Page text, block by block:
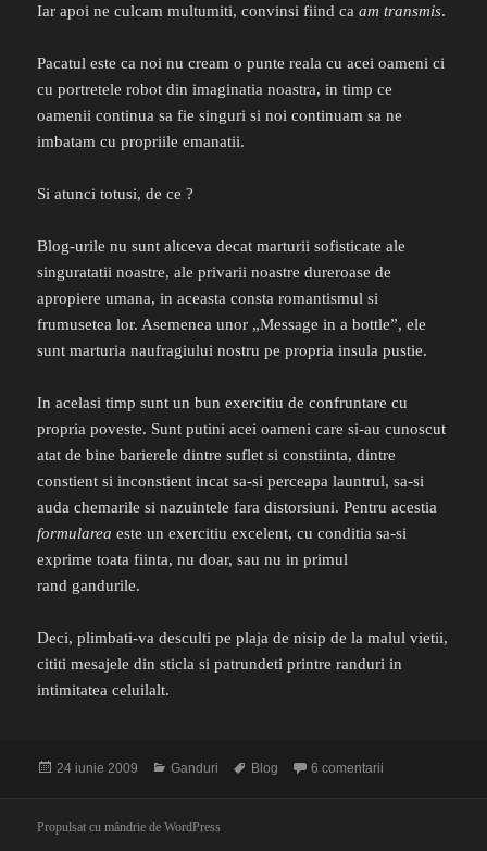
Iar apoi ne culcam multumiti, convinsi fiind caam transmis.
Pacatul este ca noi nu cream o punte reala cu acei oameni ci
cu portretele robot din imaginatia noastra, in timp ce
oamenii continua sa fie singuri si noi continuam sa ne
imbatam cu propriile emanatii.
Si atunci totusi, de ce ?
Blog-urile nu sunt altceva decat marturii sofisticate ale
singuratatii noastre, ale privarii noastre dureroase de
apropiere umana, in aceasta consta romantismul si
frumusetea lor. Asemenea unor „Message in a bottle”, ele
sunt marturia naufragiului nostru pe propria insula pustie.
In acelasi timp sunt un bun exercitiu de confruntare cu
propria poveste. Sunt putini acei oameni care si-au cunoscut
atat de bine barierele dintre suflet si constiinta, dintre
constient si inconstient incat sa-si perceapa launtrul, sa-si
auda chemarile si nazuintele fara distorsiuni. Pentru acestia
formularea este un exercitiu excelent, cu conditia sa-si
exprime toata fiinta, nu doar, sau nu in primul
rand gandurile.
Deci, plimbati-va desculti pe plaja de nisip de la malul vietii,
cititi mesajele din sticla si patrundeti printre randuri in
intimitatea celuilalt.
Publicat
24 iunie 2009 Categorii
Ganduri Etichete
Blog 6 comentarii
Propulsat cu mândrie de WordPress